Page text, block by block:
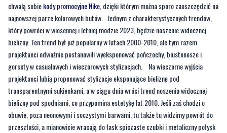
chwalą sobiekody promocyjne Nike, dzięki którym można sporo zaoszczędzić na
najnowszej parze kolorowych butów. Jednym z charakterystycznych trendów,
który powróci w wiosennej i letniej modzie 2023, będzie noszenie widocznej
bielizny. Ten trend był już popularny w latach 2000-2010, ale tym razem
projektanci odważnie postanowili wyeksponować pończochy, biustonosze i
gorsety w casualowych i wieczorowych stylizacjach. Na wieczorne wyjścia
projektanci lubią proponować stylizacje eksponujące bieliznę pod
transparentnymi sukienkami, a w ciągu dnia wróci trend noszenia widocznej
bielizny pod spodniami, co przypomina estetykę lat 2010. Jeśli zaś chodzi o
obuwie, poza neonowymi i soczystymi barwami, tu także tu widzimy powrót do
przeszłości, a mianowicie wracają do łask spiczaste czubki i metaliczny połysk